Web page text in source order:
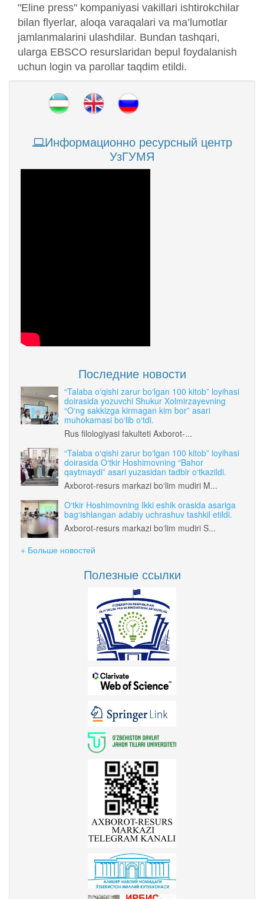
"Eline press" kompaniyasi vakillari ishtirokchilar
bilan flyerlar, aloqa varaqalari va ma’lumotlar
jamlanmalarini ulashdilar. Bundan tashqari,
ularga EBSCO resurslaridan bepul foydalanish
uchun login va parollar taqdim etildi.
Информационно ресурсный центр
УзГУМЯ
Последние новости
“Talaba o‘qishi zarur bo‘lgan 100 kitob” loyihasi
doirasida yozuvchi Shukur Xolmirzayevning
“O‘ng sakkizga kirmagan kim bor” asari
muhokamasi bo‘lib o‘tdi.
Rus filologiyasi fakulteti Axborot-...
“Talaba o‘qishi zarur bo‘lgan 100 kitob” loyihasi
doirasida O‘tkir Hoshimovning “Bahor
qaytmaydi” asari yuzasidan tadbir o‘tkazildi.
Axborot-resurs markazi bo‘lim mudiri M...
O‘tkir Hoshimovning Ikki eshik orasida asariga
bag‘ishlangan adabiy uchrashuv tashkil etildi.
Axborot-resurs markazi bo‘lim mudiri S...
+ Больше новостей
Полезные ссылки